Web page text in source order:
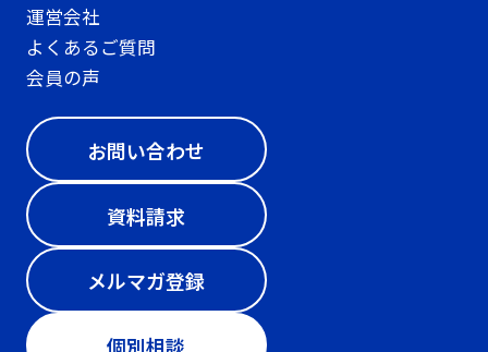
運営会社
よくあるご質問
会員の声
お問い合わせ
資料請求
メルマガ登録
個別相談